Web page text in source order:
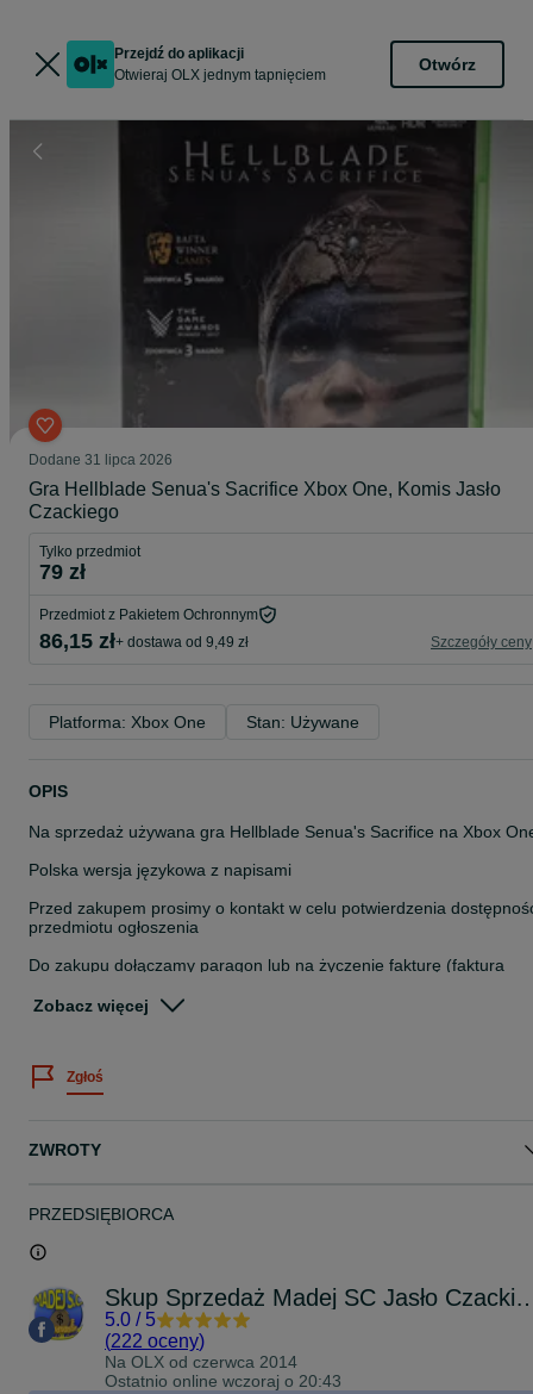
Przejdź do aplikacji
Otwieraj OLX jednym tapnięciem
Otwórz
Dodane 31 lipca 2026
Gra Hellblade Senua's Sacrifice Xbox One, Komis Jasło
Czackiego
Tylko przedmiot
79 zł
Przedmiot z Pakietem Ochronnym
86,15 zł+ dostawa od 9,49 zł Szczegóły ceny
Platforma: Xbox One Stan: Używane
OPIS
Na sprzedaż używana gra Hellblade Senua's Sacrifice na Xbox
Polska wersja językowa z napisami
Przed zakupem prosimy o kontakt w celu potwierdzenia
przedmiotu ogłoszenia
Do zakupu dołączamy paragon lub na życzenie fakturę (faktura
Możliwa wysyłka kurierem (27 zł)
MADEJ S.C. KOMIS SKUP SPRZEDAŻ
ul. Czackiego 10
Tel. 13*44*81*000
Zobacz więcej
Zgłoś
ZWROTY
PRZEDSIĘBIORCA
Skup Sprzedaż Madej
5.0 / 5
(222 oceny)
Na OLX od czerwca 2014
Ostatnio online wczoraj o 20:43